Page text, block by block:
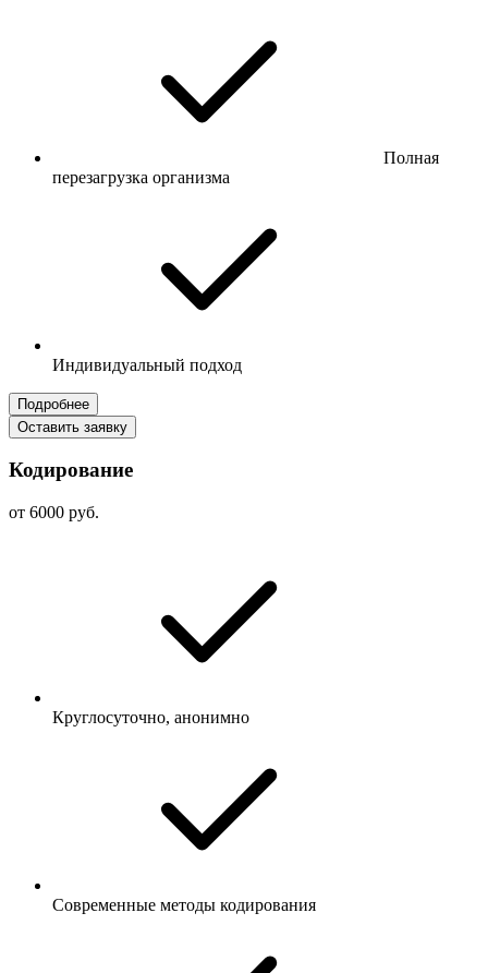
Полная
перезагрузка организма
Индивидуальный подход
Подробнее
Оставить заявку
Кодирование
от 6000 руб.
Круглосуточно, анонимно
Современные методы кодирования